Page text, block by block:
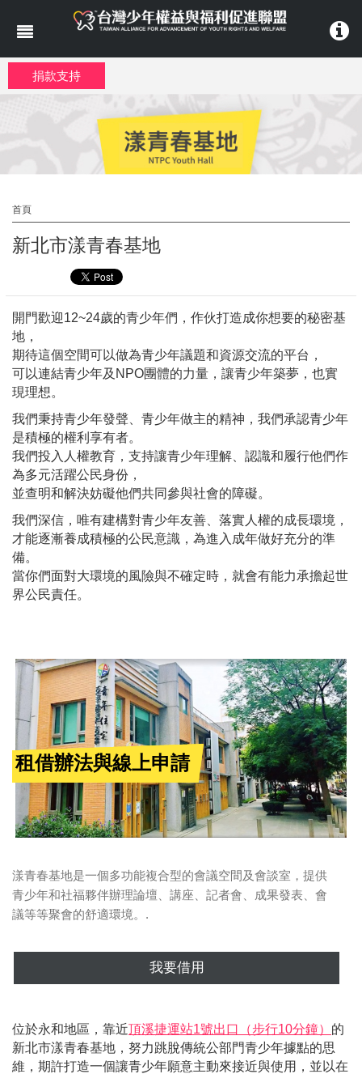
捐款支持
首頁
新北市漾青春基地
開門歡迎12~24歲的青少年們，作伙打造成你想要的秘密基
地，
期待這個空間可以做為青少年議題和資源交流的平台，
可以連結青少年及NPO團體的力量，讓青少年築夢，也實
現理想。
我們秉持青少年發聲、青少年做主的精神， 我們承認青少年
是積極的權利享有者。
我們投入人權教育，支持讓青少年理解、認識和履行他們作
為多元活躍公民身份，
並查明和解決妨礙他們共同參與社會的障礙。
我們深信，唯有建構對青少年友善、落實人權的成長環境，
才能逐漸養成積極的公民意識，為進入成年做好充分的準
備。
當你們面對大環境的風險與不確定時，就會有能力承擔起世
界公民責任。
租借辦法與線上申請
租借辦法與線上申請
漾青春基地是一個多功能複合型的會議空間及會談室，提供
青少年和社福夥伴辦理論壇、講座、記者會、成果發表、會
議等等聚會的舒適環境。.
我要借用
位於永和地區，靠近頂溪捷運站1號出口（步行10分鐘） 的
新北市漾青春基地，努力跳脫傳統公部門青少年據點的思
維，期許打造一個讓青少年願意主動來接近與使用，並以在